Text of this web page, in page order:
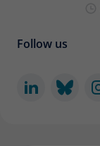
Follow us